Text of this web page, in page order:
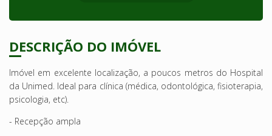
DESCRIÇÃO DO IMÓVEL
Imóvel em excelente localização, a poucos metros do Hospital
da Unimed. Ideal para clínica (médica, odontológica, fisioterapia,
psicologia, etc).
- Recepção ampla